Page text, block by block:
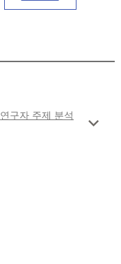
연구자 주제 분석